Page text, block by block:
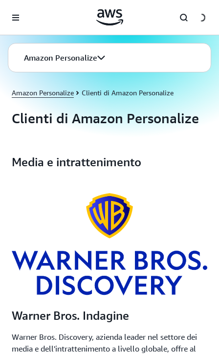
Amazon Personalize
Amazon Personalize Clienti di Amazon Personalize
Clienti di Amazon Personalize
Media e intrattenimento
Warner Bros. Indagine
Warner Bros. Discovery, azienda leader nel settore dei
media e dell'intrattenimento a livello globale, offre al